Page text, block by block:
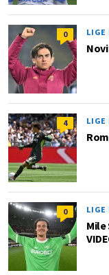
0 LIGE
4 LIGE
0 LIGE
Mile